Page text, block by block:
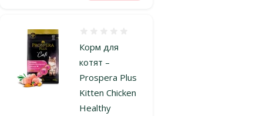
Корм для
котят –
Prospera Plus
Kitten Chicken
Healthy